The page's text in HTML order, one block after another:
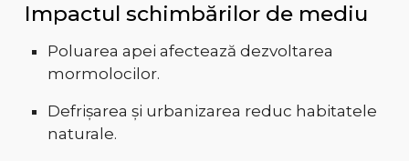
Impactul schimbărilor de mediu
Poluarea apei afectează dezvoltarea
mormolocilor.
Defrișarea și urbanizarea reduc habitatele
naturale.